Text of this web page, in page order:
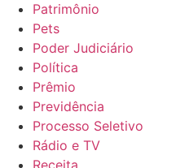
Patrimônio
Pets
Poder Judiciário
Política
Prêmio
Previdência
Processo Seletivo
Rádio e TV